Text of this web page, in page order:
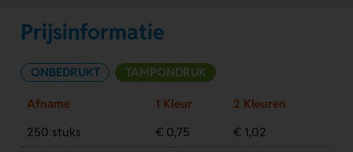
Prijsinformatie
ONBEDRUKT TAMPONDRUK
Afname 1 Kleur
2 Kleuren
250 stuks
€ 0,75
€ 1,02